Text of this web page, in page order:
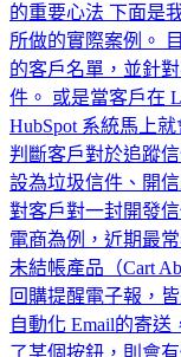
的重要心法 下面是
所做的實際案例。
的客戶名單，並針
件。 或是當客戶在
HubSpot 系統馬上
判斷客戶對於追蹤
設為垃圾信件、開
對客戶對一封開發
電商為例，近期最
未結帳產品（Cart
回購提醒電子報，
自動化 Email的寄
了某個按鈕，則會